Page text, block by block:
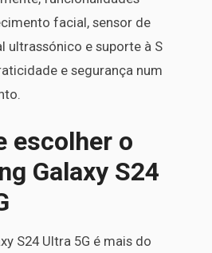
facial, sensor de
ultrassónico e suporte à S
e segurança num
escolher o
Galaxy S24
S24 Ultra 5G é mais do